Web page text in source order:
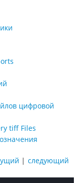
цифровой
tiff Files
следующий
|